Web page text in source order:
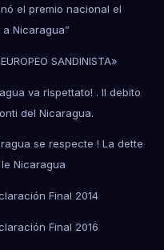
el premio nacional el
Nicaragua”
SANDINISTA»
va rispettato! . Il debito
del Nicaragua.
se respecte ! La dette
Nicaragua
Final 2014
Final 2016